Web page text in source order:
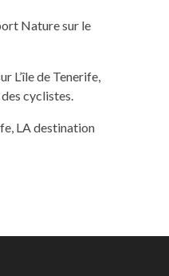
Nature sur le
L’île de Tenerife,
cyclistes.
LA destination